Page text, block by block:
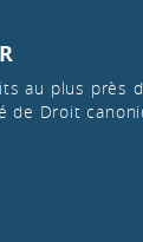
plus près
de Droit